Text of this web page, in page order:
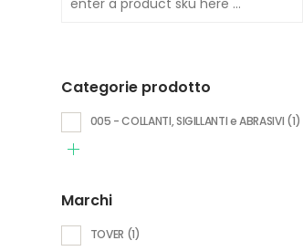
Categorie prodotto
005 - COLLANTI, SIGILLANTI e ABRASIVI (1)
Marchi
TOVER (1)